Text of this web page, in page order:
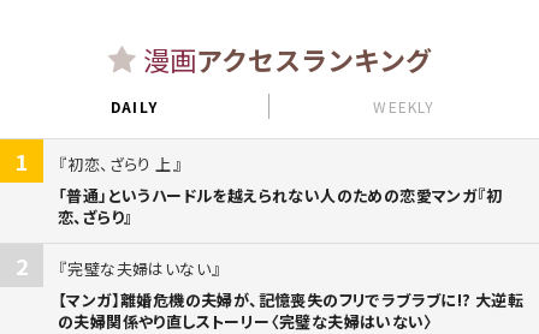
漫画アクセスランキング
DAILY WEEKLY
1
初恋、ざらり 上
「普通」というハードルを越えられない人のための恋愛マンガ『初
恋、ざらり』
2
完璧な夫婦はいない
【マンガ】離婚危機の夫婦が、記憶喪失のフリでラブラブに!? 大逆転
の夫婦関係やり直しストーリー〈完璧な夫婦はいない〉